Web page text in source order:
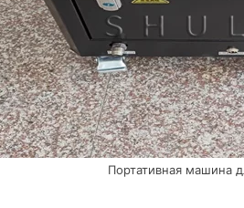
Портативная машина